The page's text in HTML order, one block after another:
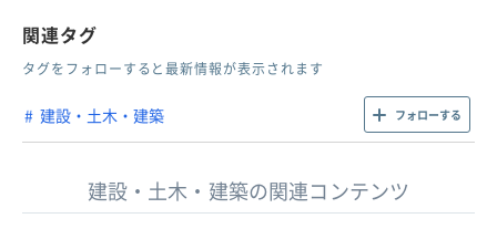
関連タグ
タグをフォローすると最新情報が表示されます
建設・土木・建築 フォローする
建設・土木・建築の関連コンテンツ